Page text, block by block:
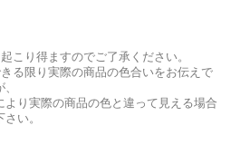
こり得ますのでご了承ください。
る限り実際の商品の色合いをお伝えで
り実際の商品の色と違って見える場合
い。